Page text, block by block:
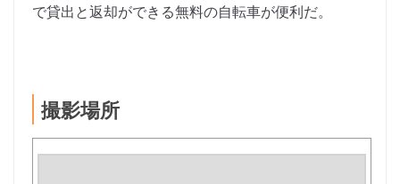
で貸出と返却ができる無料の自転車が便利だ。
撮影場所